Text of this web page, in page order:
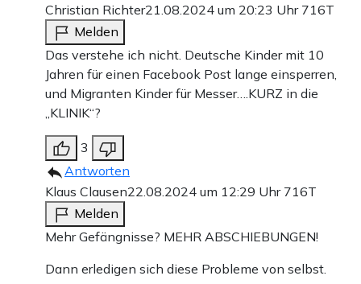
Christian Richter21.08.2024 um 20:23 Uhr 716T
Melden
Das verstehe ich nicht. Deutsche Kinder mit 10
Jahren für einen Facebook Post lange einsperren,
und Migranten Kinder für Messer….KURZ in die
„KLINIK“?
3
Antworten
Klaus Clausen22.08.2024 um 12:29 Uhr 716T
Melden
Mehr Gefängnisse? MEHR ABSCHIEBUNGEN!
Dann erledigen sich diese Probleme von selbst.